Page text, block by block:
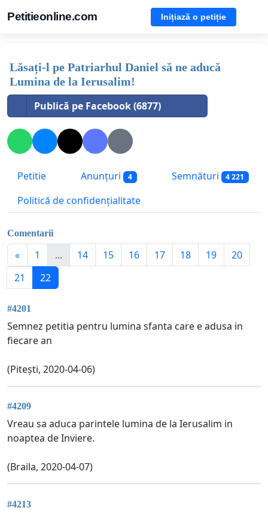
Petitieonline.com Inițiază o petiție
Lăsați-l pe Patriarhul Daniel să ne aducă
Lumina de la Ierusalim!
Publică pe Facebook (6877)
Petitie Anunțuri 4 Semnături 4 221
Politică de confidențialitate
Comentarii
« 1 ... 14 15 16 17 18 19
20
21
22
#4201
Semnez petitia pentru lumina sfanta care e adusa in
fiecare an
(Pitești, 2020-04-06)
#4209
Vreau sa aduca parintele lumina de la Ierusalim in
noaptea de Inviere.
(Braila, 2020-04-07)
#4213